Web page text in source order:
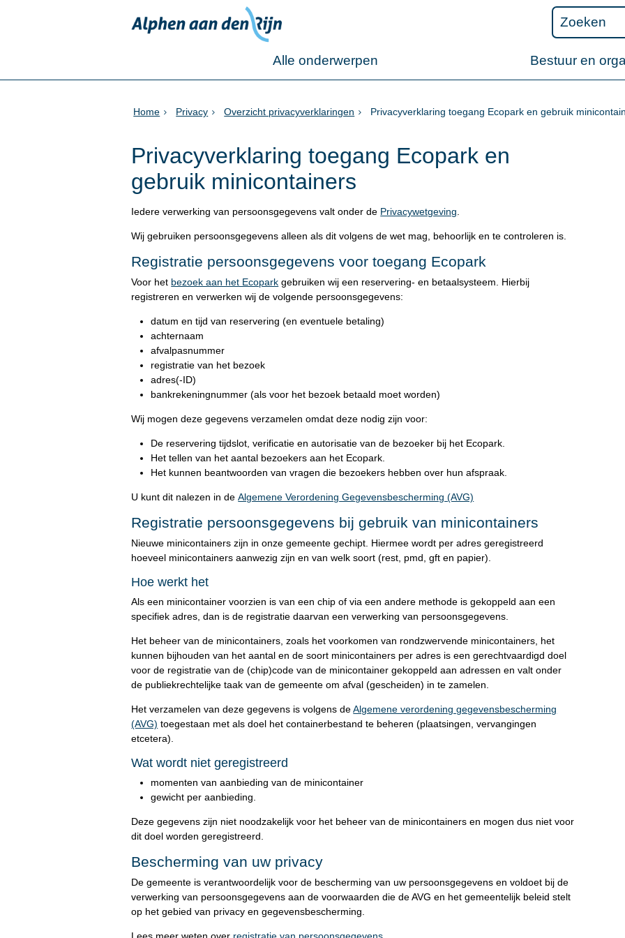
Alle onderwerpen Bestuur en
Home Privacy Overzicht privacyverklaringen Privacyverklaring toegang Ecopark en gebruik
Privacyverklaring toegang Ecopark en
gebruik minicontainers
Iedere verwerking van persoonsgegevens valt onder de Privacywetgeving
Wij gebruiken persoonsgegevens alleen als dit volgens de wet mag, behoorlijk en te controleren is.
Registratie persoonsgegevens voor toegang Ecopark
Voor het bezoek aan het Ecopark gebruiken wij een reservering- en betaalsysteem. Hierbij
registreren en verwerken wij de volgende persoonsgegevens:
datum en tijd van reservering (en eventuele betaling)
achternaam
afvalpasnummer
registratie van het bezoek
adres(-ID)
bankrekeningnummer (als voor het bezoek betaald moet worden)
Wij mogen deze gegevens verzamelen omdat deze nodig zijn voor:
De reservering tijdslot, verificatie en autorisatie van de bezoeker bij het Ecopark.
Het tellen van het aantal bezoekers aan het Ecopark.
Het kunnen beantwoorden van vragen die bezoekers hebben over hun afspraak.
U kunt dit nalezen in deAlgemene Verordening Gegevensbescherming (AVG)
Registratie persoonsgegevens bij gebruik van minicontainers
Nieuwe minicontainers zijn in onze gemeente gechipt. Hiermee wordt per adres geregistreerd
hoeveel minicontainers aanwezig zijn en van welk soort (rest, pmd, gft en papier).
Hoe werkt het
Als een minicontainer voorzien is van een chip of via een andere methode is gekoppeld aan een
specifiek adres, dan is de registratie daarvan een verwerking van persoonsgegevens.
Het beheer van de minicontainers, zoals het voorkomen van rondzwervende minicontainers, het
kunnen bijhouden van het aantal en de soort minicontainers per adres is een gerechtvaardigd doel
voor de registratie van de (chip)code van de minicontainer gekoppeld aan adressen en valt onder
de publiekrechtelijke taak van de gemeente om afval (gescheiden) in te zamelen.
Het verzamelen van deze gegevens is volgens deAlgemene verordening gegevensbescherming
(AVG) toegestaan met als doel het containerbestand te beheren (plaatsingen, vervangingen
etcetera).
Wat wordt niet geregistreerd
momenten van aanbieding van de minicontainer
gewicht per aanbieding.
Deze gegevens zijn niet noodzakelijk voor het beheer van de minicontainers en mogen dus niet voor
dit doel worden geregistreerd.
Bescherming van uw privacy
De gemeente is verantwoordelijk voor de bescherming van uw persoonsgegevens en voldoet bij de
verwerking van persoonsgegevens aan de voorwaarden die de AVG en het gemeentelijk beleid stelt
op het gebied van privacy en gegevensbescherming.